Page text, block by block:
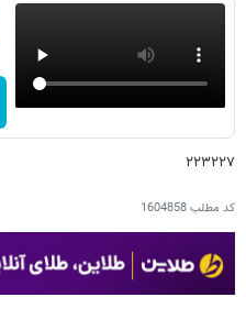
۲۲۳۲۲۷
کد مطلب1604858